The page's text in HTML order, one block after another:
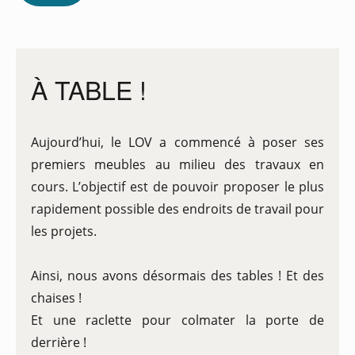
À TABLE !
Aujourd’hui, le LOV a commencé à poser ses
premiers meubles au milieu des travaux en
cours. L’objectif est de pouvoir proposer le plus
rapidement possible des endroits de travail pour
les projets.
Ainsi, nous avons désormais des tables ! Et des
chaises !
Et une raclette pour colmater la porte de
derrière !